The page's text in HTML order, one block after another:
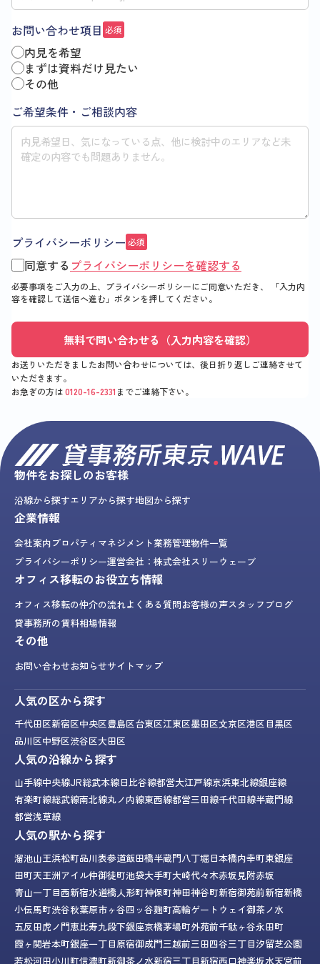
お問い合わせ項目 必須
内見を希望
まずは資料だけ見たい
その他
ご希望条件・ご相談内容
プライバシーポリシー 必須
同意する プライバシーポリシーを確認する
必要事項をご入力の上、プライバシーポリシーにご同意いただき、
「入力内
容を確認して送信へ進む」 ボタンを押してください。
無料で問い合わせる（入力内容を確認）
お送りいただきましたお問い合わせについては、後日折り返しご連絡させて
いただきます。
お急ぎの方は0120-16-2331 までご連絡下さい。
物件をお探しのお客様
沿線から探すエリアから探す地図から探す
企業情報
会社案内プロパティマネジメント業務管理物件一覧
プライバシーポリシー運営会社：株式会社スリーウェーブ
オフィス移転のお役立ち情報
オフィス移転の仲介の流れよくある質問お客様の声スタッフブログ
貸事務所の賃料相場情報
その他
お問い合わせお知らせサイトマップ
人気の区から探す
千代田区新宿区中央区豊島区台東区江東区墨田区文京区港区目黒区
品川区中野区渋谷区大田区
人気の沿線から探す
山手線中央線JR総武本線日比谷線都営大江戸線京浜東北線銀座線
有楽町線総武線南北線丸ノ内線東西線都営三田線千代田線半蔵門線
都営浅草線
人気の駅から探す
溜池山王浜松町品川表参道飯田橋半蔵門八丁堀日本橋内幸町東銀座
田町天王洲アイル仲御徒町池袋大手町大崎代々木赤坂見附赤坂
青山一丁目西新宿水道橋人形町神保町神田神谷町新宿御苑前新宿新橋
小伝馬町渋谷秋葉原市ヶ谷四ッ谷麹町高輪ゲートウェイ御茶ノ水
五反田虎ノ門恵比寿九段下銀座京橋茅場町外苑前千駄ヶ谷永田町
霞ヶ関岩本町銀座一丁目原宿御成門三越前三田四谷三丁目汐留芝公園
若松河田小川町信濃町新御茶ノ水新宿三丁目新宿西口神楽坂水天宮前